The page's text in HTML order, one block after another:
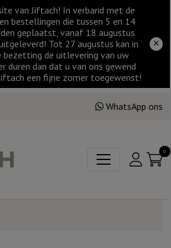
van Jiftach! In verband met de
bestellingen die tussen 5 en 14
geplaatst, vanaf 18 augustus
Tot 27 augustus kan in
bezetting de uitlevering van uw
duren dan dat u van ons gewend
een fijne zomer toegewenst!
WhatsApp ons
0